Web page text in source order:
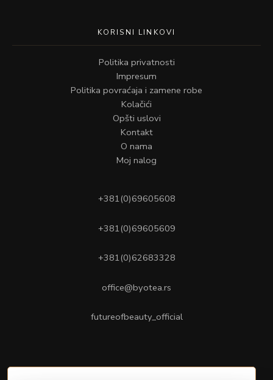
KORISNI LINKOVI
Politika privatnosti
Impresum
Politika povraćaja i zamene robe
Kolačići
Opšti uslovi
Kontakt
O nama
Moj nalog
+381(0)69605608
+381(0)69605609
+381(0)62683328
office@byotea.rs
futureofbeauty_official